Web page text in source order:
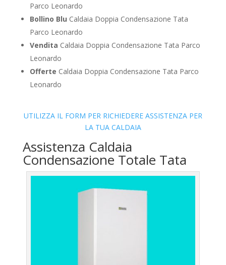
Parco Leonardo
Bollino Blu Caldaia Doppia Condensazione Tata
Parco Leonardo
Vendita Caldaia Doppia Condensazione Tata Parco
Leonardo
Offerte Caldaia Doppia Condensazione Tata Parco
Leonardo
UTILIZZA IL FORM PER RICHIEDERE ASSISTENZA PER
LA TUA CALDAIA
Assistenza Caldaia
Condensazione Totale Tata